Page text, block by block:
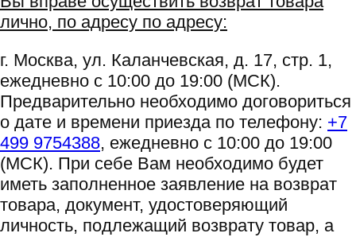
лично, по адресу по адресу:
г. Москва, ул. Каланчевская, д. 17, стр. 1,
ежедневно с 10:00 до 19:00 (МСК).
Предварительно необходимо договориться
о дате и времени приезда по телефону: +7
499 9754388, ежедневно с 10:00 до 19:00
(МСК). При себе Вам необходимо будет
иметь заполненное заявление на возврат
товара, документ, удостоверяющий
личность, подлежащий возврату товар, а